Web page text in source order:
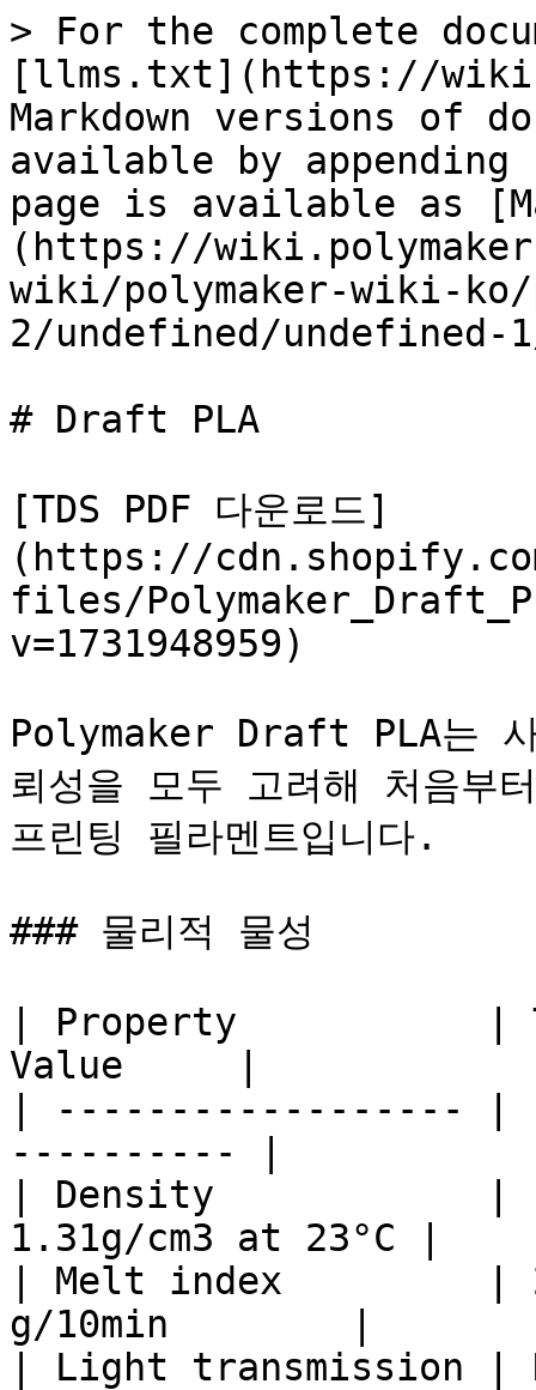
> For the complete
[llms.txt](https://
Markdown versions of
available by
page is available as
(https://
wiki/polymaker-wiki-ko/
2/undefined/
# Draft PLA
[TDS PDF 다운로드]
(https://
files/
v=1731948959)
Polymaker Draft PLA는
뢰성을 모두 고려해 처음부
프린팅 필라멘트입니다.
### 물리적 물성
| Property           |
Value     |
| ------------------
---------- |
| Density            |
1.31g/cm3 at 23°C |
| Melt index         |
g/10min        |
| Light